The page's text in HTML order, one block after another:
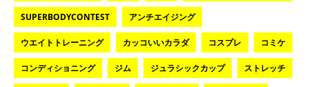
SUPERBODYCONTEST アンチエイジング
ウエイトトレーニング カッコいいカラダ コスプレ コミケ
コンディショニング ジム ジュラシックカップ ストレッチ